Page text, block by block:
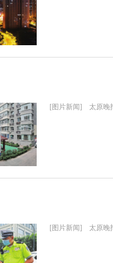
[图片新闻] 太原晚
[图片新闻] 太原晚